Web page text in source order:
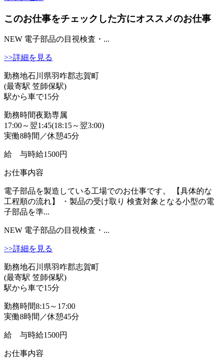
このお仕事をチェックした方にオススメのお仕事
NEW 電子部品の目視検査・...
>>詳細を見る
勤務地石川県羽咋郡志賀町
(最寄駅 笠師保駅)
駅から車で15分
勤務時間夜勤専属
17:00～翌1:45(18:15～翌3:00)
実働8時間／休憩45分
給 与時給1500円
お仕事内容
電子部品を製造している工場でのお仕事です。 【具体的な
工程順の流れ】 ・製品の受け取り 検査対象となる小型の電
子部品を準...
NEW 電子部品の目視検査・...
>>詳細を見る
勤務地石川県羽咋郡志賀町
(最寄駅 笠師保駅)
駅から車で15分
勤務時間8:15～17:00
実働8時間／休憩45分
給 与時給1500円
お仕事内容